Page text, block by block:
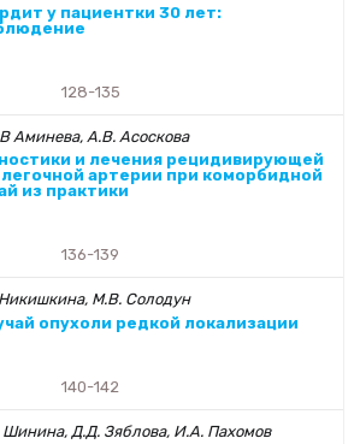
у пациентки 30 лет:
128-135
Аминева, А.В. Асоскова
и лечения рецидивирующей
артерии при коморбидной
из практики
136-139
М.В. Солодун
опухоли редкой локализации
140-142
Д.Д. Зяблова, И.А. Пахомов